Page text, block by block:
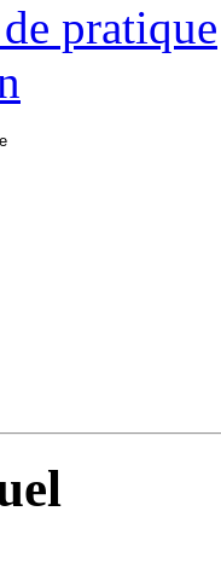
pratique